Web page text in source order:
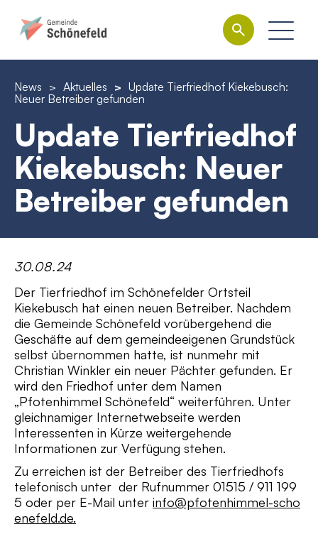
News > Aktuelles > Update Tierfriedhof Kiekebusch:
Neuer Betreiber gefunden
Update Tierfriedhof
Kiekebusch: Neuer
Betreiber gefunden
30.08.24
Der Tierfriedhof im Schönefelder Ortsteil
Kiekebusch hat einen neuen Betreiber. Nachdem
die Gemeinde Schönefeld vorübergehend die
Geschäfte auf dem gemeindeeigenen Grundstück
selbst übernommen hatte, ist nunmehr mit
Christian Winkler ein neuer Pächter gefunden. Er
wird den Friedhof unter dem Namen
„Pfotenhimmel Schönefeld“ weiterführen. Unter
gleichnamiger Internetwebseite werden
Interessenten in Kürze weitergehende
Informationen zur Verfügung stehen.
Zu erreichen ist der Betreiber des Tierfriedhofs
telefonisch unter der Rufnummer 01515 / 911 199
5 oder per E-Mail unter info@pfotenhimmel-scho
enefeld.de.